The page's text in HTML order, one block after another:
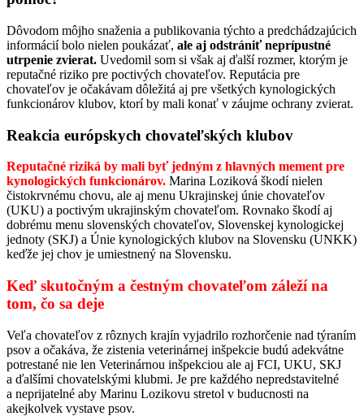
Dôvodom môjho snaženia a publikovania týchto a predchádzajúcich
informácií bolo nielen poukázať, ale aj odstrániť neprípustné
utrpenie zvierat. Uvedomil som si však aj ďalší rozmer, ktorým je
reputačné riziko pre poctivých chovateľov. Reputácia pre
chovateľov je očakávam dôležitá aj pre všetkých kynologických
funkcionárov klubov, ktorí by mali konať v záujme ochrany zvierat.
Reakcia európskych chovateľských klubov
Reputačné riziká by mali byť jedným z hlavných mement pre
kynologických funkcionárov. Marina Loziková škodí nielen
čistokrvnému chovu, ale aj menu Ukrajinskej únie chovateľov
(UKU) a poctivým ukrajinským chovateľom. Rovnako škodí aj
dobrému menu slovenských chovateľov, Slovenskej kynologickej
jednoty (SKJ) a Únie kynologických klubov na Slovensku (UNKK)
keďže jej chov je umiestnený na Slovensku.
Keď skutočným a čestným chovateľom záleží na
tom, čo sa deje
Veľa chovateľov z rôznych krajín vyjadrilo rozhorčenie nad týraním
psov a očakáva, že zistenia veterinárnej inšpekcie budú adekvátne
potrestané nie len Veterinárnou inšpekciou ale aj FCI, UKU, SKJ
a ďalšími chovatelskými klubmi. Je pre každého nepredstavitelné
a neprijatelné aby Marinu Lozikovu stretol v buducnosti na
akejkolvek vystave psov.